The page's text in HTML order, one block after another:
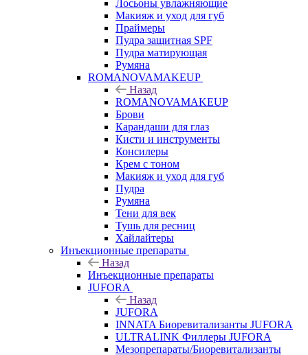
Лосьоны увлажняющие
Макияж и уход для губ
Праймеры
Пудра защитная SPF
Пудра матирующая
Румяна
ROMANOVAMAKEUP
Назад
ROMANOVAMAKEUP
Брови
Карандаши для глаз
Кисти и инструменты
Консилеры
Крем с тоном
Макияж и уход для губ
Пудра
Румяна
Тени для век
Тушь для ресниц
Хайлайтеры
Инъекционные препараты
Назад
Инъекционные препараты
JUFORA
Назад
JUFORA
INNATA Биоревитализанты JUFORA
ULTRALINK Филлеры JUFORA
Мезопрепараты/Биоревитализанты